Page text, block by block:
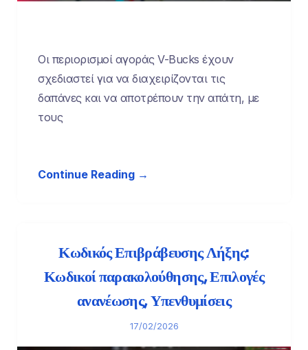
Οι περιορισμοί αγοράς V-Bucks έχουν
σχεδιαστεί για να διαχειρίζονται τις
δαπάνες και να αποτρέπουν την απάτη, με
τους
Continue Reading →
Κωδικός Επιβράβευσης Λήξης:
Κωδικοί παρακολούθησης, Επιλογές
ανανέωσης, Υπενθυμίσεις
17/02/2026